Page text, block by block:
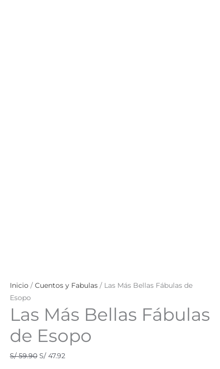
Inicio / Cuentos y Fabulas / Las Más Bellas Fábulas de
Esopo
Las Más Bellas Fábulas
de Esopo
S/59.90 S/ 47.92